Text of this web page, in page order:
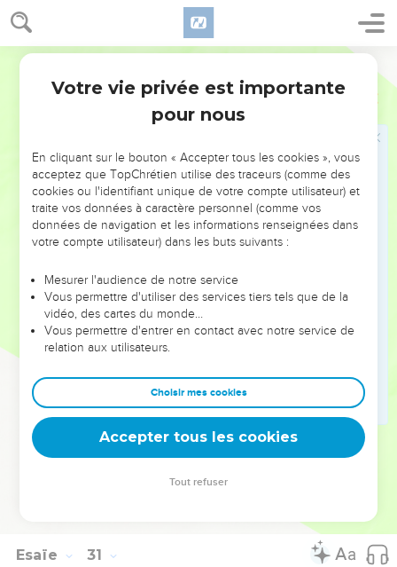
Esaïe 30
28 Son souffle est pareil à un torrent qui submerge tout
jusqu'à la hauteur du cou. Il passera les nations au crible de
la destruction, il passera aux mâchoires des peuples le mors
de l’égarement.
Vous chanterez comme la nuit où l'on célèbre la fête,
de la flûte pour aller à la montagne de l'Eternel, vers le
rocher d'Israël.
L'Eternel fera retentir sa voix dans toute sa majesté, il
montrera son bras prêt à frapper à cause de l’ardeur de sa
colère, au milieu de la flamme d'un feu dévorant, de
A la voix de l'Eternel, l'Assyrien tremblera. L'Eternel le
frappera à coups de bâton,
et à chaque coup de bâton qui lui est destiné et que
les harpes. C’est ouvertement que l'Eternel combattra contre
Depuis longtemps le bûcher est prêt, et c’est pour le roi
qu’il a été préparé. C’est un endroit profond et large. Son
bûcher est composé de feu et de beaucoup de bois ; le
Esaïe 31
Votre vie privée est importante
pour nous
En cliquant sur le bouton « Accepter tous les cookies », vous
acceptez que TopChrétien utilise des traceurs (comme des
cookies ou l'identifiant unique de votre compte utilisateur) et
traite vos données à caractère personnel (comme vos
données de navigation et les informations renseignées dans
votre compte utilisateur) dans les buts suivants :
Mesurer l'audience de notre service
Vous permettre d'utiliser des services tiers tels que de la
vidéo, des cartes du monde…
Vous permettre d'entrer en contact avec notre service de
relation aux utilisateurs.
Choisir mes cookies
Accepter tous les cookies
Tout refuser